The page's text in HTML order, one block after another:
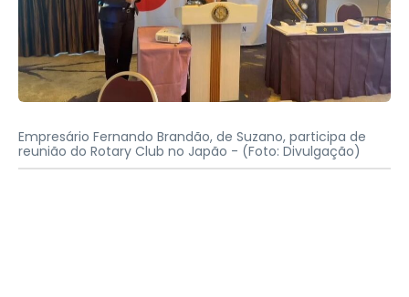
Empresário Fernando Brandão, de Suzano, participa de
reunião do Rotary Club no Japão - (Foto: Divulgação)